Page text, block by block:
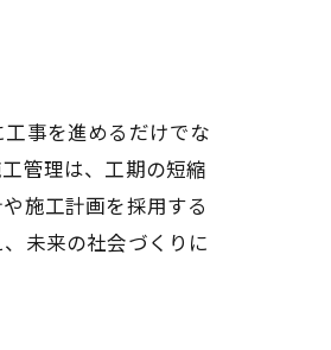
事を進めるだけでな
管理は、工期の短縮
施工計画を採用する
未来の社会づくりに